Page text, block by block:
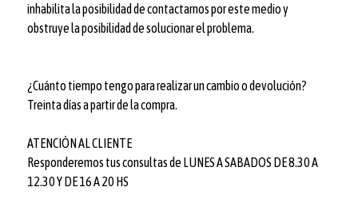
inhabilita la posibilidad de contactarnos por este medio y
obstruye la posibilidad de solucionar el problema.
¿Cuánto tiempo tengo para realizar un cambio o devolución?
Treinta días a partir de la compra.
ATENCIÓN AL CLIENTE
Responderemos tus consultas de LUNES A SABADOS DE 8.30 A
12.30 Y DE 16 A 20 HS